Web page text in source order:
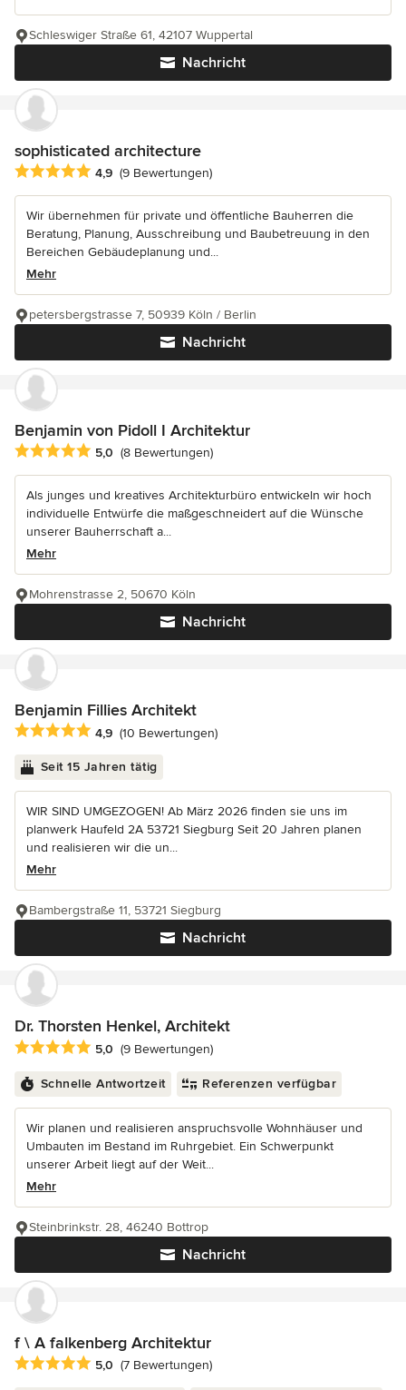
Nachricht
Schleswiger Straße 61, 42107 Wuppertal
sophisticated architecture
Durchschnittliche Bewertung: 4.9 von 5 Sternen
4,9 (9 Bewertungen)
Wir übernehmen für private und öffentliche Bauherren die
Beratung, Planung, Ausschreibung und Baubetreuung in den
Bereichen Gebäudeplanung und...
Mehr
Nachricht
petersbergstrasse 7, 50939 Köln / Berlin
Benjamin von Pidoll I Architektur
Durchschnittliche Bewertung: 5 von 5 Sternen
5,0 (8 Bewertungen)
Als junges und kreatives Architekturbüro entwickeln wir hoch
individuelle Entwürfe die maßgeschneidert auf die Wünsche
unserer Bauherrschaft a...
Mehr
Nachricht
Mohrenstrasse 2, 50670 Köln
Benjamin Fillies Architekt
Durchschnittliche Bewertung: 4.9 von 5 Sternen
4,9 (10 Bewertungen)
Seit 15 Jahren tätig
WIR SIND UMGEZOGEN! Ab März 2026 finden sie uns im
planwerk Haufeld 2A 53721 Siegburg Seit 20 Jahren planen
und realisieren wir die un...
Mehr
Nachricht
Bambergstraße 11, 53721 Siegburg
Dr. Thorsten Henkel, Architekt
Durchschnittliche Bewertung: 5 von 5 Sternen
5,0 (9 Bewertungen)
Schnelle Antwortzeit Referenzen verfügbar
Wir planen und realisieren anspruchsvolle Wohnhäuser und
Umbauten im Bestand im Ruhrgebiet. Ein Schwerpunkt
unserer Arbeit liegt auf der Weit...
Mehr
Nachricht
Steinbrinkstr. 28, 46240 Bottrop
f \ A falkenberg Architektur
Durchschnittliche Bewertung: 5 von 5 Sternen
5,0 (7 Bewertungen)